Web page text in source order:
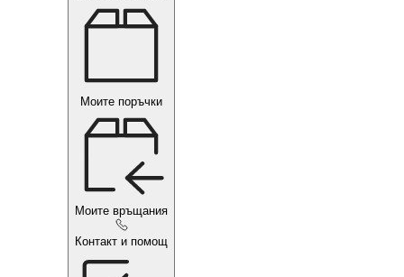
Моите поръчки
Моите връщания
Контакт и помощ